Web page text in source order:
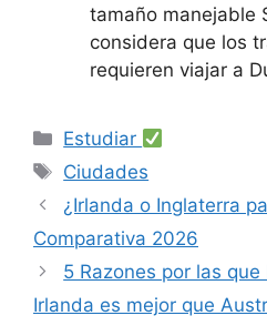
tamaño manejable
considera que los
requieren viajar a
Categorías
Estudiar
Etiquetas
Ciudades
¿Irlanda o Inglaterra
Comparativa 2026
5 Razones por las
Irlanda es mejor que